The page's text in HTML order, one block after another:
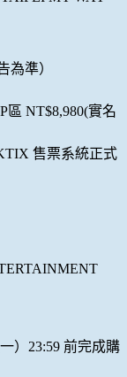
為準）
區 NT$8,980(實名
售票系統正式
）23:59 前完成購